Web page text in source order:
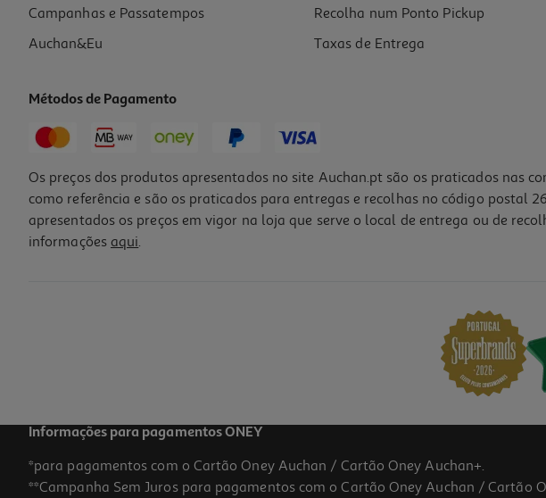
Campanhas e Passatempos
Auchan&Eu
Recolha num Ponto Pickup
Taxas de Entrega
Métodos de Pagamento
Os preços dos produtos apresentados no site Auchan.pt são os praticados nas
como referência e são os praticados para entregas e recolhas no código postal
apresentados os preços em vigor na loja que serve o local de entrega ou de
informações aqui.
Informações para pagamentos ONEY
*para pagamentos com o Cartão Oney Auchan / Cartão Oney Auchan+.
**Campanha Sem Juros para pagamentos com o Cartão Oney Auchan /